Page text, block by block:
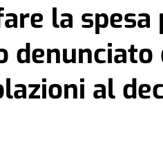
la
al